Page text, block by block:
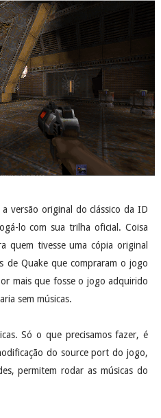
versão original do clássico da ID
lo com sua trilha oficial. Coisa
quem tivesse uma cópia original
de Quake que compraram o jogo
mais que fosse o jogo adquirido
sem músicas.
Só o que precisamos fazer, é
do source port do jogo,
permitem rodar as músicas do